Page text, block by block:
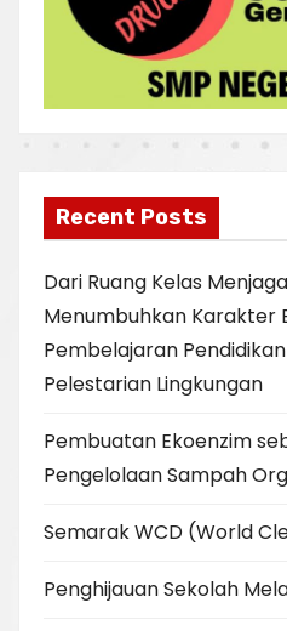
Recent Posts
Dari Ruang Kelas
Menumbuhkan Karakter
Pembelajaran
Pelestarian Lingkungan
Pembuatan Ekoenzim
Pengelolaan Sampah
Semarak WCD (World
Penghijauan Sekolah